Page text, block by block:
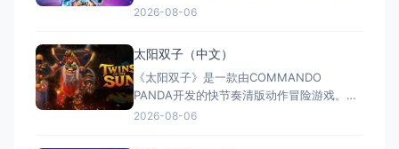
违17年的正统续作。Switch及Switch 2双平
的高速3D格斗为核心，支持体感操控与全区
中文，融合故事、竞技与创作多种模式。
2026-08-06
太阳双子（中文）
《太阳双子》是一款由COMMANDO
PANDA开发的快节奏清版动作冒险游戏。双
胞胎兄弟为拯救被掳走的妹妹，踏上横跨荒
2026-08-06